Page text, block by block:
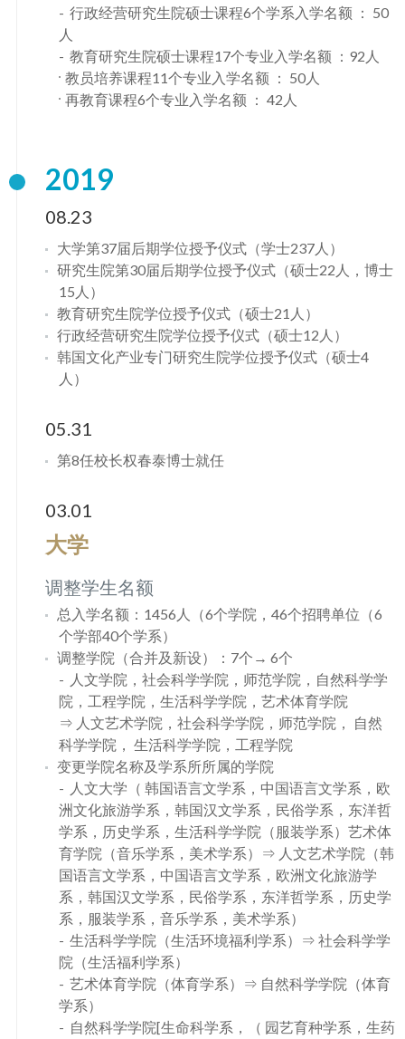
行政经营研究生院硕士课程6个学系入学名额 ： 50
人
教育研究生院硕士课程17个专业入学名额 ：92人
教员培养课程11个专业入学名额 ： 50人
再教育课程6个专业入学名额 ： 42人
2019
08.23
大学第37届后期学位授予仪式（学士237人）
研究生院第30届后期学位授予仪式（硕士22人，博士
15人）
教育研究生院学位授予仪式（硕士21人）
行政经营研究生院学位授予仪式（硕士12人）
韩国文化产业专门研究生院学位授予仪式（硕士4
人）
05.31
第8任校长权春泰博士就任
03.01
大学
调整学生名额
总入学名额：1456人（6个学院，46个招聘单位（6
个学部40个学系）
调整学院（合并及新设）：7个→ 6个
人文学院，社会科学学院，师范学院，自然科学学
院，工程学院，生活科学学院，艺术体育学院
⇒ 人文艺术学院，社会科学学院，师范学院， 自然
科学学院， 生活科学学院，工程学院
变更学院名称及学系所所属的学院
人文大学（ 韩国语言文学系，中国语言文学系，欧
洲文化旅游学系，韩国汉文学系，民俗学系，东洋哲
学系，历史学系，生活科学学院（服装学系）艺术体
育学院（音乐学系，美术学系）⇒ 人文艺术学院（韩
国语言文学系，中国语言文学系，欧洲文化旅游学
系，韩国汉文学系，民俗学系，东洋哲学系，历史学
系，服装学系，音乐学系，美术学系）
生活科学学院（生活环境福利学系）⇒ 社会科学学
院（生活福利学系）
艺术体育学院（体育学系）⇒ 自然科学学院（体育
学系）
自然科学学院[生命科学系，（ 园艺育种学系，生药